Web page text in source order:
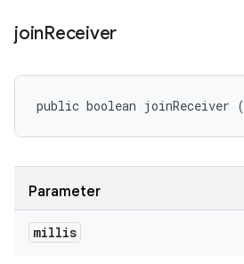
joinReceiver
public boolean
Parameter
millis